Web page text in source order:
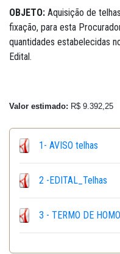
OBJETO: Aquisição de
fixação, para esta
quantidades estabelecidas
Edital.
Valor estimado: R$ 9.392,25
1- AVISO telhas
2 -EDITAL_Telhas
3 - TERMO DE